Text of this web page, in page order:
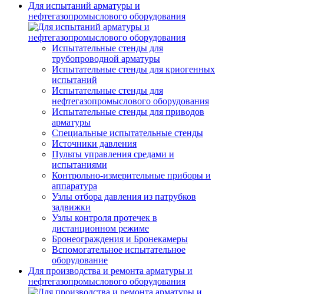
Для испытаний арматуры и
нефтегазопромыслового оборудования
Испытательные стенды для
трубопроводной арматуры
Испытательные стенды для криогенных
испытаний
Испытательные стенды для
нефтегазопромыслового оборудования
Испытательные стенды для приводов
арматуры
Специальные испытательные стенды
Источники давления
Пульты управления средами и
испытаниями
Контрольно-измерительные приборы и
аппаратура
Узлы отбора давления из патрубков
задвижки
Узлы контроля протечек в
дистанционном режиме
Бронеограждения и Бронекамеры
Вспомогательное испытательное
оборудование
Для производства и ремонта арматуры и
нефтегазопромыслового оборудования